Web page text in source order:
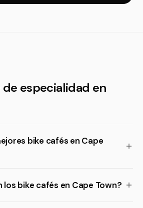
de especialidad en
bike cafés en Cape
los bike cafés en Cape Town?